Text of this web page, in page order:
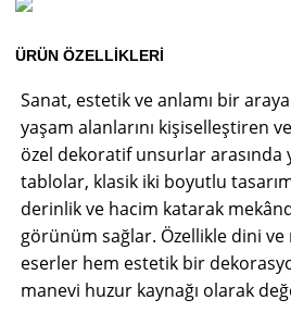
ÜRÜN ÖZELLIKLERI
Sanat, estetik ve anlamı bir
yaşam alanlarını kişiselleştiren
özel dekoratif unsurlar arasında
tablolar, klasik iki boyutlu
derinlik ve hacim katarak
görünüm sağlar. Özellikle dini
eserler hem estetik bir
manevi huzur kaynağı olarak